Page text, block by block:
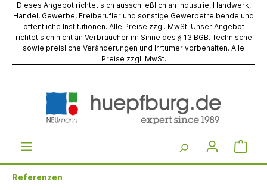
Dieses Angebot richtet sich ausschließlich an Industrie, Handwerk,
Handel, Gewerbe, Freiberufler und sonstige Gewerbetreibende und
öffentliche Institutionen. Alle Preise zzgl. MwSt. Unser Angebot
richtet sich nicht an Verbraucher im Sinne des § 13 BGB. Technische
sowie preisliche Veränderungen und Irrtümer vorbehalten. Alle
Preise zzgl. MwSt.
Referenzen